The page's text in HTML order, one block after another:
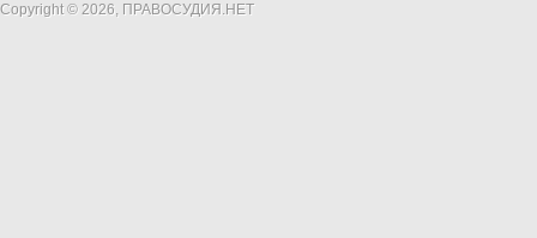
Copyright © 2026, ПРАВОСУДИЯ.НЕТ